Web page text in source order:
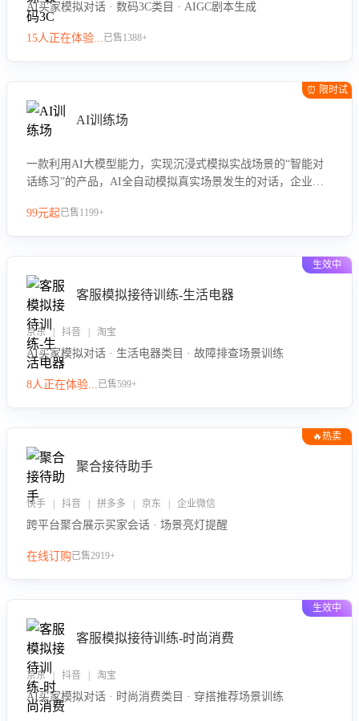
AI买家模拟对话 · 数码3C类目 · AIGC剧本生成
15人正在体验...已售1388+
⏰ 限时试
AI训练场
一款利用AI大模型能力，实现沉浸式模拟实战场景的“智能对
话练习”的产品，AI全自动模拟真实场景发生的对话，企业可
力。
99元起已售1199+
生效中
客服模拟接待训练-生活电器
京东 | 抖音 | 淘宝
AI买家模拟对话 · 生活电器类目 · 故障排查场景训练
8人正在体验...已售599+
🔥热卖
聚合接待助手
快手 | 抖音 | 拼多多 | 京东 | 企业微信
跨平台聚合展示买家会话 · 场景亮灯提醒
在线订购已售2919+
生效中
客服模拟接待训练-时尚消费
京东 | 抖音 | 淘宝
AI买家模拟对话 · 时尚消费类目 · 穿搭推荐场景训练